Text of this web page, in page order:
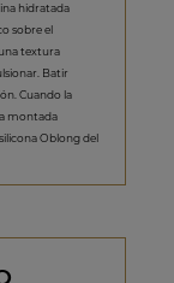
hidratada
sobre el
textura
Batir
Cuando la
montada
Oblong del